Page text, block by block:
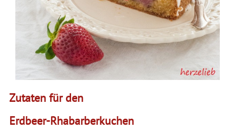
Zutaten für den
Erdbeer-Rhabarberkuchen